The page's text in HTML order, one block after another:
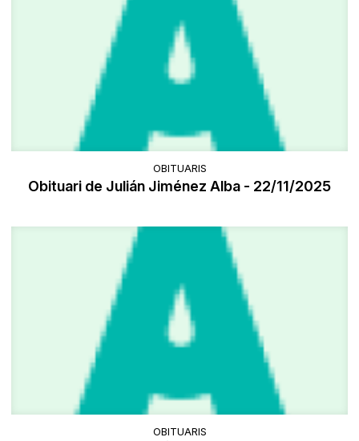
OBITUARIS
Obituari de Julián Jiménez Alba - 22/11/2025
OBITUARIS